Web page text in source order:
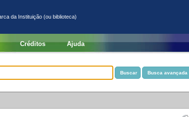
da Instituição (ou biblioteca)
Créditos Ajuda